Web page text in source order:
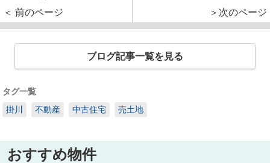
＜ 前のページ
＞次のページ
ブログ記事一覧を見る
タグ一覧
掛川
不動産 中古住宅 売土地
おすすめ物件